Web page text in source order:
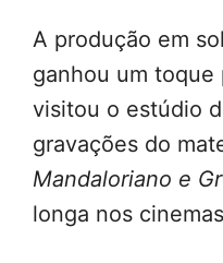
A produção em
ganhou um toque
visitou o estúdio
gravações do
Mandaloriano e
longa nos